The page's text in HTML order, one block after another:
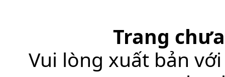
Trang
Vui lòng xuất bản